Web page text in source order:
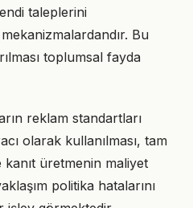
taleplerini
Bu
toplumsal fayda
reklam standartları
olarak kullanılması, tam
üretmenin maliyet
politika hatalarını